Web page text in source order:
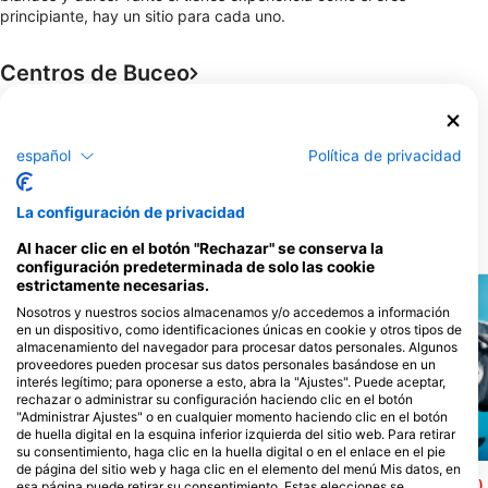
principiante, hay un sitio para cada uno.
Centros de Buceo
Serena Street Barangay Buena
Suerte, 5300 El Nido, Palawan -
Filipinas
Lugares de buceo
Mares
Paglugaban Island
Scubapro
South Miniloc
español Política de privacidad
La configuración de privacidad
Al hacer clic en el botón "Rechazar" se conserva la
configuración predeterminada de solo las cookie
estrictamente necesarias.
Nosotros y nuestros socios almacenamos y/o accedemos a información
en un dispositivo, como identificaciones únicas en cookie y otros tipos de
almacenamiento del navegador para procesar datos personales. Algunos
proveedores pueden procesar sus datos personales basándose en un
interés legítimo; para oponerse a esto, abra la "Ajustes". Puede aceptar,
rechazar o administrar su configuración haciendo clic en el botón
"Administrar Ajustes" o en cualquier momento haciendo clic en el botón
de huella digital en la esquina inferior izquierda del sitio web. Para retirar
su consentimiento, haga clic en la huella digital o en el enlace en el pie
de página del sitio web y haga clic en el elemento del menú Mis datos, en